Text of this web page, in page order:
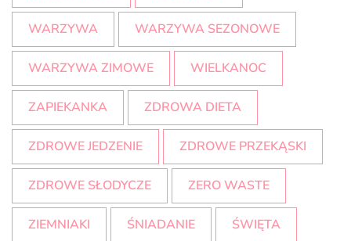
WARZYWA WARZYWA SEZONOWE
WARZYWA ZIMOWE WIELKANOC
ZAPIEKANKA ZDROWA DIETA
ZDROWE JEDZENIE ZDROWE PRZEKĄSKI
ZDROWE SŁODYCZE ZERO WASTE
ZIEMNIAKI ŚNIADANIE ŚWIĘTA